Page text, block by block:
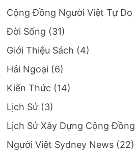
Cộng Đồng Người Việt Tự Do
Đời Sống (31)
Giới Thiệu Sách (4)
Hải Ngoại (6)
Kiến Thức (14)
Lịch Sử(3)
Lịch Sử Xây Dựng Cộng Đồng
Người Việt Sydney News (22)